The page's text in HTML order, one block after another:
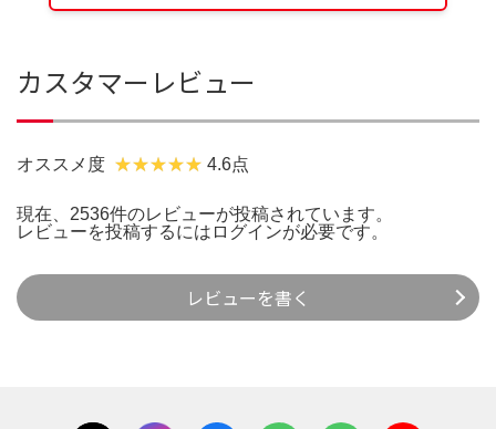
カスタマーレビュー
オススメ度 4.6点
現在、2536件のレビューが投稿されています。
レビューを投稿するには ログインが必要です。
レビューを書く